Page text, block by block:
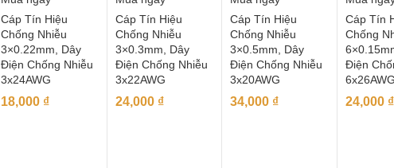
Cáp Tín Hiệu
Chống Nhiễu
3×0.22mm, Dây
Điện Chống Nhiễu
3x24AWG
18,000 ₫
Cáp Tín Hiệu
Chống Nhiễu
3×0.3mm, Dây
Điện Chống Nhiễu
3x22AWG
24,000 ₫
Cáp Tín Hiệu
Chống Nhiễu
3×0.5mm, Dây
Điện Chống Nhiễu
3x20AWG
34,000 ₫
Cáp Tín
Chống
Điện
6x26AWG
24,000 ₫